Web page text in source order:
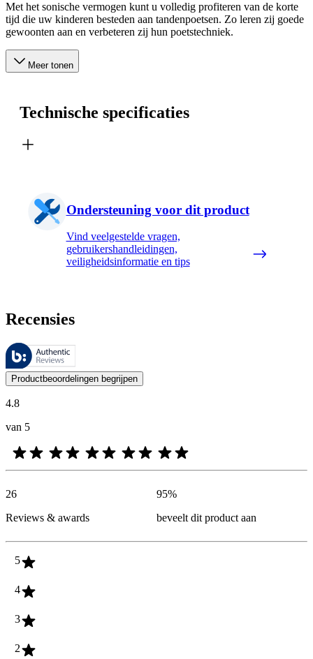
Met het sonische vermogen kunt u volledig profiteren van de korte
tijd die uw kinderen besteden aan tandenpoetsen. Zo leren zij goede
gewoonten aan en verbeteren zij hun poetstechniek.
Meer tonen
Technische specificaties
Ondersteuning voor dit product
Vind veelgestelde vragen,
gebruikershandleidingen,
veiligheidsinformatie en tips
Recensies
Deze beoordelingen worden beheerd door Bazaarvoice en voldoen
De mening van onze klanten is nuttig voor iedereen, of het nu een
Productbeoordelingen begrijpen
4.8
van 5
26
Reviews & awards
95%
beveelt dit product aan
5
4
3
2